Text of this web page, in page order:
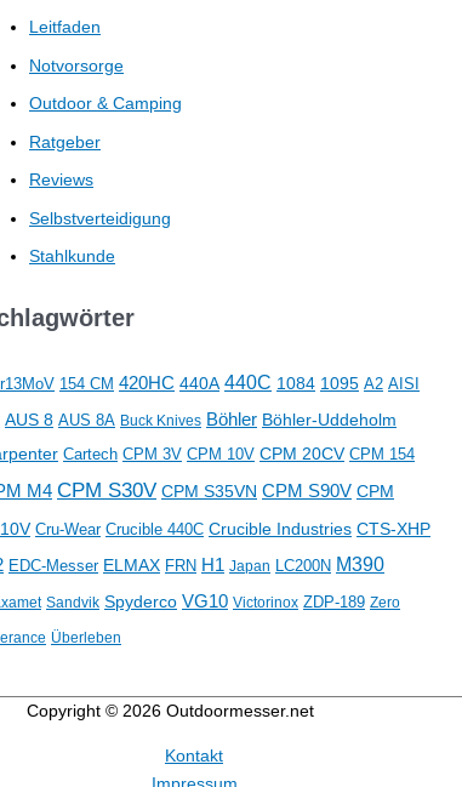
Leitfaden
Notvorsorge
Outdoor & Camping
Ratgeber
Reviews
Selbstverteidigung
Stahlkunde
154 CM 420HC 440A 440C 1084 1095 A2 AISI
AUS 8 AUS 8A Buck Knives Böhler Böhler-Uddeholm
Cartech CPM 3V CPM 10V CPM 20CV CPM 154
M4 CPM S30V CPM S35VN CPM S90V CPM
Cru-Wear Crucible 440C Crucible Industries CTS-XHP
EDC-Messer ELMAX FRN H1 Japan LC200N M390
Sandvik Spyderco VG10 Victorinox ZDP-189 Zero
Überleben
Copyright © 2026 Outdoormesser.net
Kontakt
Impressum